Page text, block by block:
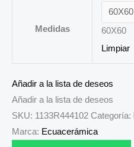
Medidas
60X60
Limpiar
Añadir a la lista de deseos
Añadir a la lista de deseos
SKU: 1133R444102 Categoría:
Marca: Ecuacerámica